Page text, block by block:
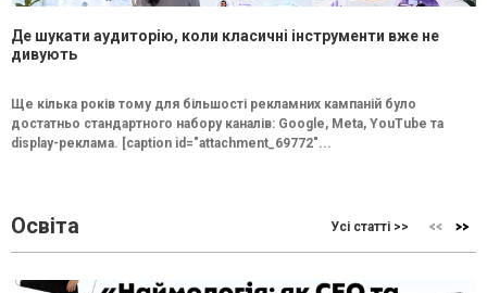
Де шукати аудиторію, коли класичні інструменти вже не
дивують
Ще кілька років тому для більшості рекламних кампаній було
достатньо стандартного набору каналів: Google, Meta, YouTube та
display-реклама. [caption id="attachment_69772"...
Освіта Усі статті >>